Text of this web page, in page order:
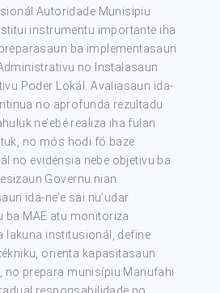
Autoridade Munisipiu
instrumentu importante iha
ba implementasaun
no Instalasaun
Poder Lokál. Avaliasaun ida-
no aprofunda rezultadu
ne’ebé realiza iha fulan
no mós hodi fó baze
no evidénsia nebe objetivu ba
Governu nian.
ida-ne’e sai nu’udar
ba MAE atu monitoriza
lakuna institusionál, define
orienta kapasitasaun
no prepara munisípiu Manufahi